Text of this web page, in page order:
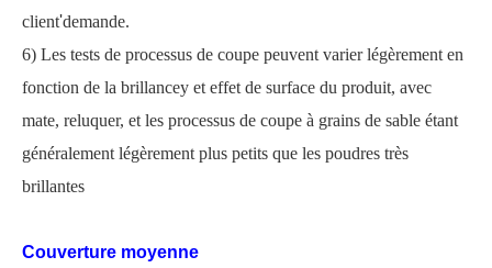
client'demande.
6) Les tests de processus de coupe peuvent varier légèrement en
fonction de la brillancey et effet de surface du produit, avec
mate, reluquer, et les processus de coupe à grains de sable étant
généralement légèrement plus petits que les poudres très
brillantes
Couverture moyenne